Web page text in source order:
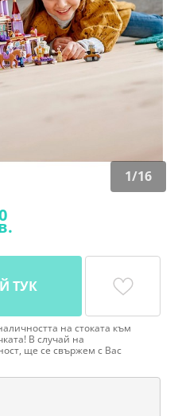
1/16
ТУК
на стоката към
В случай на
ще се свържем с Вас